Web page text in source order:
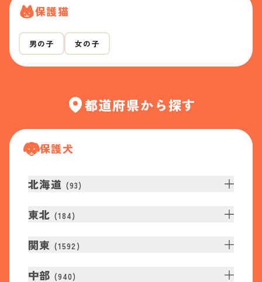
保護猫
男の子 女の子
都道府県から探す
保護犬
北海道 (93)
東北 (184)
関東 (1592 )
中部 (940)